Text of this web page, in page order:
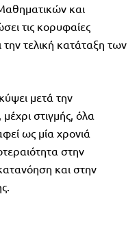
και
τις κορυφαίες
την τελική κατάταξη των
μετά την
στιγμής, όλα
ως μία χρονιά
στην
και στην